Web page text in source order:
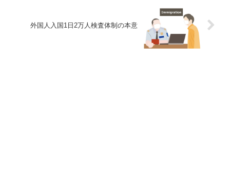
外国人入国1日2万人検査体制の本意